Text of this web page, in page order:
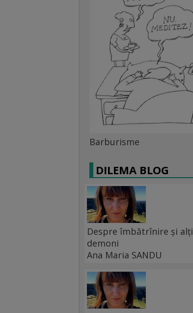
Barburisme
DILEMA BLOG
Despre îmbătrînire și alți
demoni
Ana Maria SANDU